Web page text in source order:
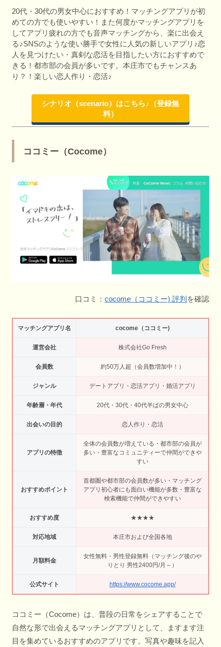
20代・30代の男女中心におすすめ！マッチングアプリが初
めての方でも使いやすい！また何度かマッチングアプリを
してアプリ疲れの方でも音声マッチングから、楽に出会え
る♪SNSのような使い勝手で女性に人気の新しいアプリ♪恋
人を見つけたい・真剣な恋活を目指したい方におすすめで
きる！都市部の会員が多いです。本庄市でもチャンスあ
り？！楽しい恋人作り・恋活♪
シナリオ（scenario）はこちら♪（登録無
料）
ココミー（Cocome）
口コミ： cocome（ココミー) 評判 を確認
マッチングアプリ名 cocome（ココミー)
運営会社 株式会社Go Fresh
会員数 約50万人超（会員数増加中！）
ジャンル デートアプリ・恋活アプリ・婚活アプリ
年齢層・年代 20代・30代・40代半ばの男女中心
出会いの目的 恋人作り・恋活
アプリの特徴
全体の会員数が増えている・都市部の会員が
多い・豊富なコミュニティーで仲間ができや
すい
おすすめポイント
首都圏や都市部の会員数が多い・マッチング
アプリ初心者にも面白い機能が多数・豊富な
検索機能で仲間ができやすい
おすすめ度 ★★★★
対応地域 本庄市および全国各地
月額料金
女性無料・男性登録無料（マッチング後のや
りとり 男性2400円/月～）
公式サイト https://www.cocome.app/
ココミー（Cocome）は、普段の日常をシェアすることで
自然な形で出会えるマッチングアプリとして、ますます注
目を集めているおすすめのアプリです。写真や趣味を記入